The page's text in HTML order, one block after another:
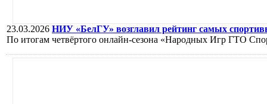
23.03.2026 НИУ «БелГУ» возглавил рейтинг самых
По итогам четвёртого онлайн‑сезона «Народных Игр ГТО